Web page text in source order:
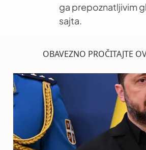
ga prepoznatljivim
sajta.
OBAVEZNO PROČITAJTE